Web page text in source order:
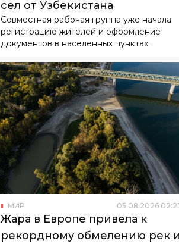
МИР 05. 08.2026
Жара в Европе привела к
рекордному обмелению рек и
Европа переживает одну из сильнейших
засух за последние десятилетия.